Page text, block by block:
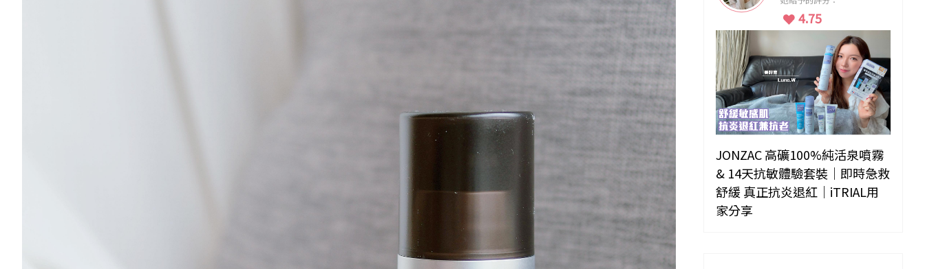
4.75
JONZAC 高礦100%純活泉噴霧
& 14天抗敏體驗套裝｜即時急救
舒緩 真正抗炎退紅｜iTRIAL用
家分享